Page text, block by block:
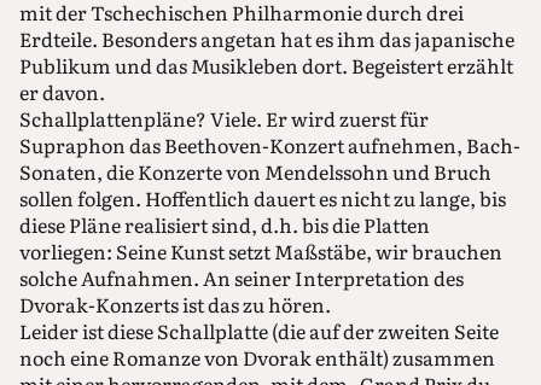
mit der Tschechischen Philharmonie durch drei
Erdteile. Besonders angetan hat es ihm das japanische
Publikum und das Musikleben dort. Begeistert erzählt
er davon.
Schallplattenpläne? Viele. Er wird zuerst für
Supraphon das Beethoven-Konzert aufnehmen, Bach-
Sonaten, die Konzerte von Mendelssohn und Bruch
sollen folgen. Hoffentlich dauert es nicht zu lange, bis
diese Pläne realisiert sind, d.h. bis die Platten
vorliegen: Seine Kunst setzt Maßstäbe, wir brauchen
solche Aufnahmen. An seiner Interpretation des
Dvorak-Konzerts ist das zu hören.
Leider ist diese Schallplatte (die auf der zweiten Seite
noch eine Romanze von Dvorak enthält) zusammen